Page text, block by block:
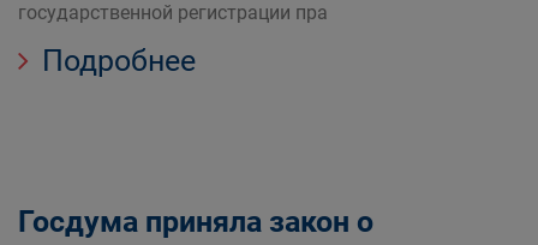
государственной регистрации пра
Подробнее
Госдума приняла закон о